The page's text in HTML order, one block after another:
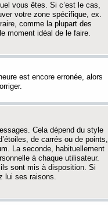
vous êtes. Si c’est le cas,
votre zone spécifique, ex.
comme la plupart des
moment idéal de le faire.
est encore erronée, alors
Cela dépend du style
de carrés ou de points,
La seconde, habituellement
à chaque utilisateur.
ils sont mis à disposition. Si
lui ses raisons.